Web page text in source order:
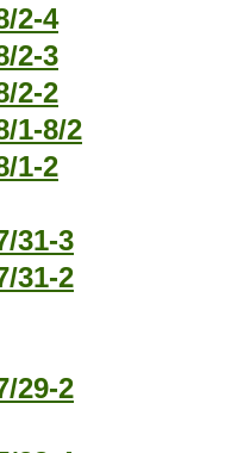
2-4
2-3
2-2
1-8/2
1-2
31-3
31-2
29-2